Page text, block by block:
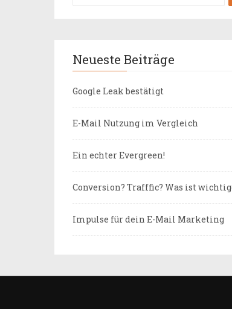
Neueste Beiträge
Google Leak bestätigt
E-Mail Nutzung im Vergleich
Ein echter Evergreen!
Conversion? Trafffic? Was ist
Impulse für dein E-Mail Marketing